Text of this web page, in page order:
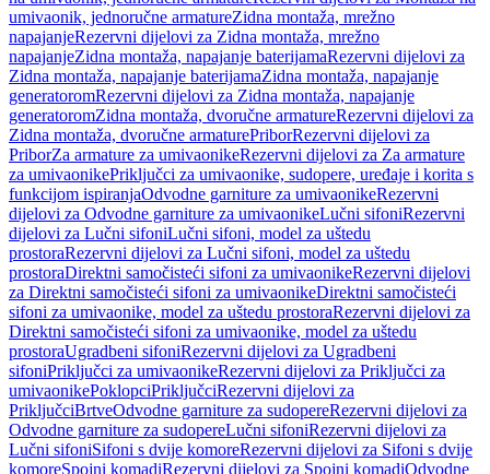
umivaonik, jednoručne armatureZidna montaža, mrežno
napajanjeRezervni dijelovi za Zidna montaža, mrežno
napajanjeZidna montaža, napajanje baterijamaRezervni dijelovi za
Zidna montaža, napajanje baterijamaZidna montaža, napajanje
generatoromRezervni dijelovi za Zidna montaža, napajanje
generatoromZidna montaža, dvoručne armatureRezervni dijelovi za
Zidna montaža, dvoručne armaturePriborRezervni dijelovi za
PriborZa armature za umivaonikeRezervni dijelovi za Za armature
za umivaonikePriključci za umivaonike, sudopere, uređaje i korita s
funkcijom ispiranjaOdvodne garniture za umivaonikeRezervni
dijelovi za Odvodne garniture za umivaonikeLučni sifoniRezervni
dijelovi za Lučni sifoniLučni sifoni, model za uštedu
prostoraRezervni dijelovi za Lučni sifoni, model za uštedu
prostoraDirektni samočisteći sifoni za umivaonikeRezervni dijelovi
za Direktni samočisteći sifoni za umivaonikeDirektni samočisteći
sifoni za umivaonike, model za uštedu prostoraRezervni dijelovi za
Direktni samočisteći sifoni za umivaonike, model za uštedu
prostoraUgradbeni sifoniRezervni dijelovi za Ugradbeni
sifoniPriključci za umivaonikeRezervni dijelovi za Priključci za
umivaonikePoklopciPriključciRezervni dijelovi za
PriključciBrtveOdvodne garniture za sudopereRezervni dijelovi za
Odvodne garniture za sudopereLučni sifoniRezervni dijelovi za
Lučni sifoniSifoni s dvije komoreRezervni dijelovi za Sifoni s dvije
komoreSpojni komadiRezervni dijelovi za Spojni komadiOdvodne